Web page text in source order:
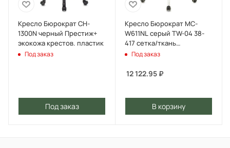
Кресло Бюрократ CH-
1300N черный Престиж+
экокожа крестов. пластик
Под заказ
Под заказ
Кресло Бюрократ MC-
W611NL серый TW-04 38-
417 сетка/ткань
крестов.4-луч. пластик
Под заказ
12 122.95 ₽
В корзину